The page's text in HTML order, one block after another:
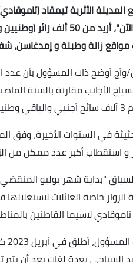
2025 إلى حد الآن"،
زانة وطبنة و إمدغاسن،
أوضح ذات المسؤول بأن عدد
في السنوات الأخيرة، وفق
و استقطاب أكبر عدد ممكن من
الزوار خاصة العائلات
لاسيما القاطنين
و
بعدة لغات بعد أن يتم